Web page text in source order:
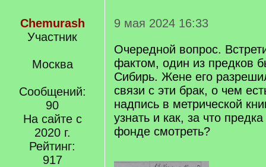
Chemurash
Участник
Москва
Сообщений:
90
На сайте с
2020 г.
Рейтинг:
917
9 мая 2024 16:33
Очередной вопрос.
фактом, один из предков
Сибирь. Жене его
связи с эти брак, о чем
надпись в метрической
узнать и как, за что
фонде смотреть?